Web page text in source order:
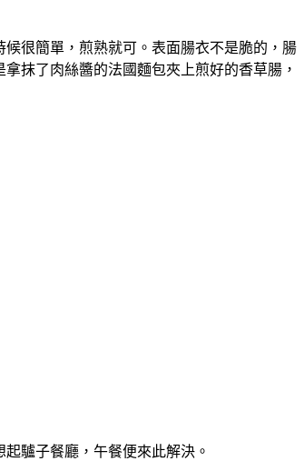
很簡單，煎熟就可。表面腸衣不是脆的，腸
抹了肉絲醬的法國麵包夾上煎好的香草腸，
驢子餐廳，午餐便來此解決。